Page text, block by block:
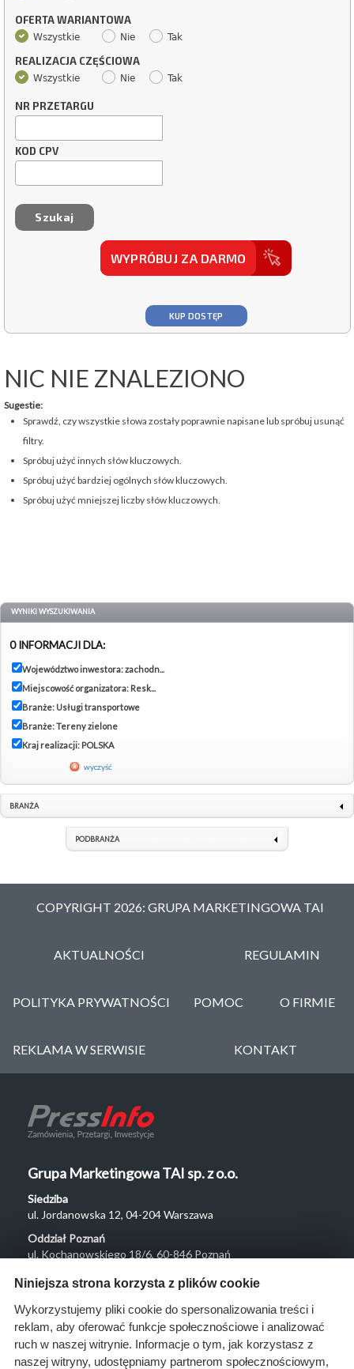
OFERTA WARIANTOWA
Wszystkie Nie Tak
REALIZACJA CZĘŚCIOWA
Wszystkie Nie Tak
NR PRZETARGU
KOD CPV
WYPRÓBUJ ZA DARMO
KUP DOSTĘP
NIC NIE ZNALEZIONO
Sugestie:
Sprawdź, czy wszystkie słowa zostały poprawnie napisane lub spróbuj usunąć
filtry.
Spróbuj użyć innych słów kluczowych.
Spróbuj użyć bardziej ogólnych słów kluczowych.
Spróbuj użyć mniejszej liczby słów kluczowych.
WYNIKI WYSZUKIWANIA
0 INFORMACJI DLA:
Województwo inwestora: zachodn...
Miejscowość organizatora: Resk...
Branże: Usługi transportowe
Branże: Tereny zielone
Kraj realizacji: POLSKA
wyczyść
BRANŻA
PODBRANŻA
COPYRIGHT 2026: GRUPA MARKETINGOWA TAI
AKTUALNOŚCI REGULAMIN
POLITYKA PRYWATNOŚCI POMOC O FIRMIE
REKLAMA W SERWISIE KONTAKT
Grupa Marketingowa TAI sp. z o.o.
Siedziba
ul. Jordanowska 12, 04-204 Warszawa
Oddział Poznań
ul. Kochanowskiego 18/6, 60-846 Poznań
Menu
O nas
Rozwiązania
Monitoring
Niniejsza strona korzysta z plików cookie
Wykorzystujemy pliki cookie do spersonalizowania treści i
reklam, aby oferować funkcje społecznościowe i analizować
ruch w naszej witrynie. Informacje o tym, jak korzystasz z
naszej witryny, udostępniamy partnerom społecznościowym,